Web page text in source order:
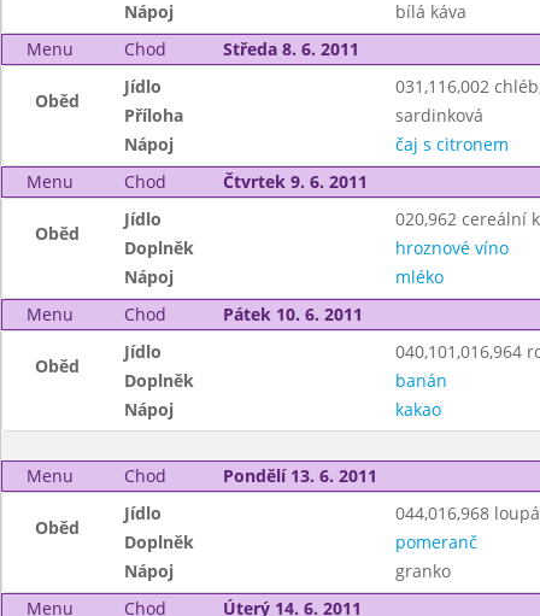
Nápoj
bílá káva
Menu
Chod Středa 8. 6. 2011
Oběd
Jídlo
031,116,002
Příloha
sardinková
Nápoj
čaj s citronem
Menu
Chod Čtvrtek 9. 6. 2011
Oběd
Jídlo
020,962 cereální
Doplněk
hroznové víno
Nápoj
mléko
Menu
Chod Pátek 10. 6. 2011
Oběd
Jídlo
040,101,016,964
Doplněk
banán
Nápoj
kakao
Menu Chod Pondělí 13. 6. 2011
Oběd
Jídlo
044,016,968
Doplněk
pomeranč
Nápoj
granko
Menu
Chod Úterý 14. 6. 2011